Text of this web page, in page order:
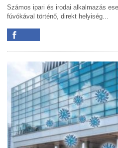
Számos ipari és irodai alkalmazás
fúvókával történő, direkt helyiség...